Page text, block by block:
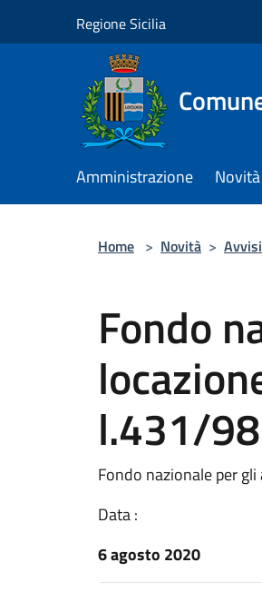
Regione Sicilia
Amministrazione Novità
Home > Novità > Avvisi
Fondo
l.431/
Fondo nazionale per
Data :
6 agosto 2020